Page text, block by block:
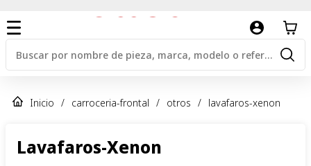
Inicio / carroceria-frontal / otros / lavafaros-xenon
Lavafaros-Xenon